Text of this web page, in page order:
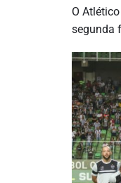
O
segunda